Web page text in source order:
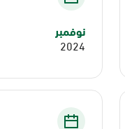
نوفمبر
2024